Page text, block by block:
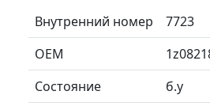
Внутренний номер
7723
ОЕМ
Состояние
б.у